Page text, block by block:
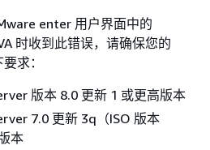
enter 用户界面中的
时收到此错误，请确保您的
求：
版本 8.0 更新 1 或更高版本
7.0 更新 3q（ISO 版本
本